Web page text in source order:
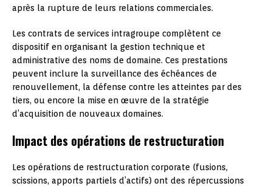
après la rupture de leurs relations commerciales.
Les contrats de services intragroupe complètent ce
dispositif en organisant la gestion technique et
administrative des noms de domaine. Ces prestations
peuvent inclure la surveillance des échéances de
renouvellement, la défense contre les atteintes par des
tiers, ou encore la mise en œuvre de la stratégie
d’acquisition de nouveaux domaines.
Impact des opérations de restructuration
Les opérations de restructuration corporate (fusions,
scissions, apports partiels d’actifs) ont des répercussions